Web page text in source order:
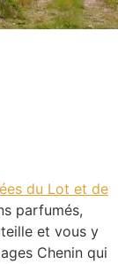
du Lot et de
parfumés,
et vous y
Chenin qui